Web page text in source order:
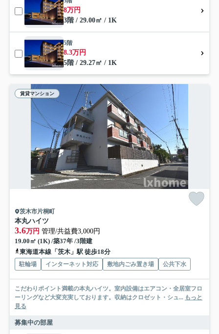
8万円
3階 / 29.00㎡ / 1K
5階
8.3万円
5階 / 29.27㎡ / 1K
賃貸マンション
茨木市片桐町
本丸ハイツ
3.6万円 管理/共益費3,000円
19.00㎡ (1K) /築37年 /3階建
東海道本線「茨木」駅 徒歩18分
駐輪場 インターネット対応 敷地内ごみ置き場 公共下水
こだわりポイント満載の本丸ハイツ。室内設備はエアコン・全居室フロ
ーリングなど大変充実しております。収納はクロゼット・シュ... もっと
見る
募集中の部屋